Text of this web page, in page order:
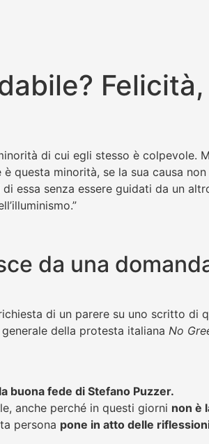
di cui egli stesso è colpevole.
questa minorità, se la sua causa
essa senza essere guidati da un
da una
di un parere su uno scritto di
della protesta italiana No
buona fede di Stefano Puzzer.
anche perché in questi giorni non è
persona pone in atto delle